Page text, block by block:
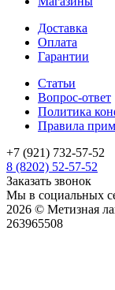
Доставка
Оплата
Гарантии
Статьи
Вопрос-ответ
Политика
Правила
+7 (921) 732-57-52
8 (8202) 52-57-52
Заказать звонок
Мы в социальных
2026 © Метизная
263965508